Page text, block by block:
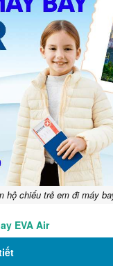
hộ chiếu trẻ em đi máy
EVA Air